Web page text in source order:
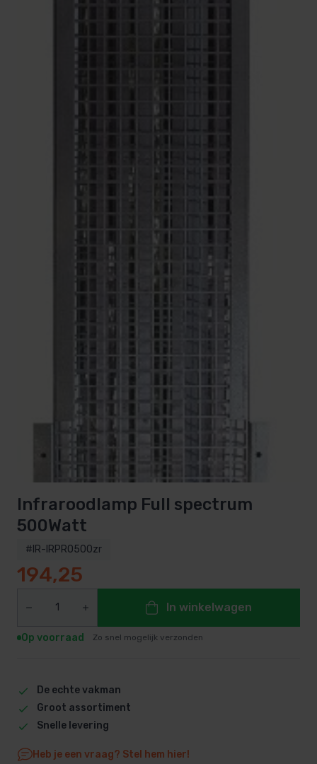
Infraroodlamp Full spectrum
500Watt
#IR-IRPRO500zr
194,25
In winkelwagen
Op voorraad Zo snel mogelijk verzonden
De echte vakman
Groot assortiment
Snelle levering
Heb je een vraag? Stel hem hier!